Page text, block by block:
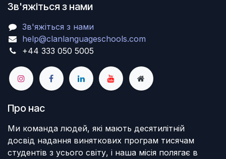
Зв'яжіться з нами
Зв'яжіться з нами
help@clanlanguageschools.com
+44 333 050 5005
Про нас
Ми команда людей, які мають десятилітній
досвід надання виняткових програм тисячам
студентів з усього світу, і наша місія полягає в